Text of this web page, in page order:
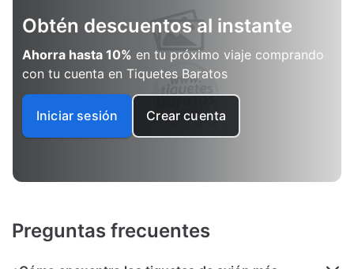
Obtén descuentos al instante
Ahorra hasta 10% en tu próximo viaje comprando
con tu cuenta en Tiquetes Baratos
Iniciar sesión Crear cuenta
Preguntas frecuentes